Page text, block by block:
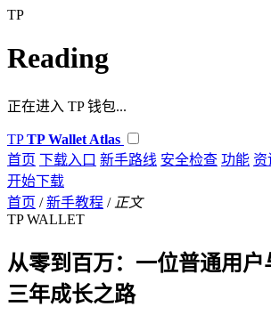
TP
Reading
正在进入 TP 钱包...
TP TP Wallet Atlas
首页 下载入口 新手路线 安全检查 功能 资
开始下载
首页 / 新手教程 / 正文
TP WALLET
从零到百万：一位普通用
三年成长之路